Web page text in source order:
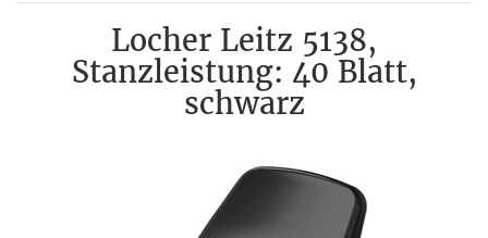
Locher Leitz 5138,
Stanzleistung: 40 Blatt,
schwarz